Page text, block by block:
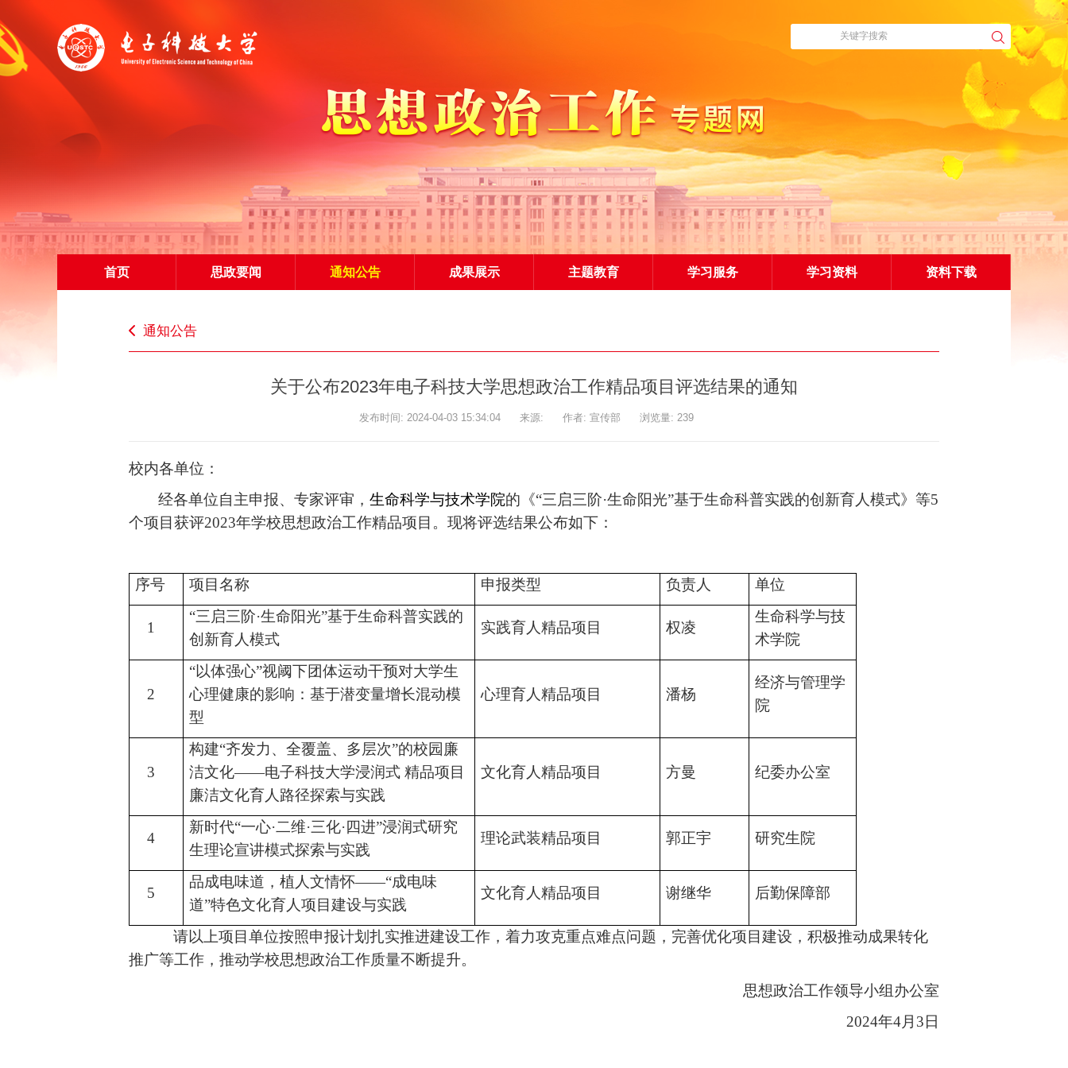
首页 思政要闻 通知公告 成果展示 主题教育 学习服务 学习资料 资料下载
通知公告
关于公布2023年电子科技大学思想政治工作精品项目评选结果的通知
发布时间: 2024-04-03 15:34:04 来源: 作者: 宣传部 浏览量: 239
校内各单位：
经各单位自主申报、专家评审， 生命科学与技术学院的《“三启三阶·生命阳光”基于生命科普实践的创新育人模式》等5
个项目获评2023年学校思想政治工作精品项目。现将评选结果公布如下：
序号 项目名称 申报类型 负责人 单位
1
“三启三阶·生命阳光”基于生命科普实践的
创新育人模式
实践育人精品项目 权凌
生命科学与技
术学院
2
“以体强心”视阈下团体运动干预对大学生
心理健康的影响：基于潜变量增长混动模
型
心理育人精品项目 潘杨
经济与管理学
院
3
构建“齐发力、全覆盖、多层次”的校园廉
洁文化——电子科技大学浸润式 精品项目
廉洁文化育人路径探索与实践
文化育人精品项目 方曼 纪委办公室
4
新时代“一心·二维·三化·四进”浸润式研究
生理论宣讲模式探索与实践
理论武装精品项目 郭正宇 研究生院
5
品成电味道，植人文情怀——“成电味
道”特色文化育人项目建设与实践
文化育人精品项目 谢继华 后勤保障部
请以上项目单位按照申报计划扎实推进建设工作，着力攻克重点难点问题，完善优化项目建设，积极推动成果转化
推广等工作，推动学校思想政治工作质量不断提升。
思想政治工作领导小组办公室
2024年4月 3 日